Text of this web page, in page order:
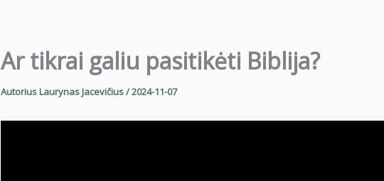
Ar tikrai galiu pasitikėti Biblija?
AutoriusLaurynas Jacevičius/2024-11-07